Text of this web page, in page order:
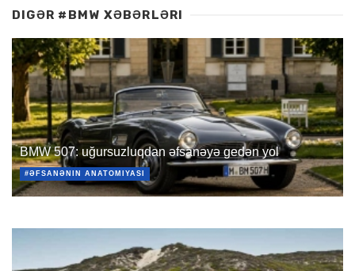
DIGƏR #BMW XƏBƏRLƏRI
BMW 507: uğursuzluqdan əfsanəyə gedən yol
#ƏFSANƏNIN ANATOMIYASI